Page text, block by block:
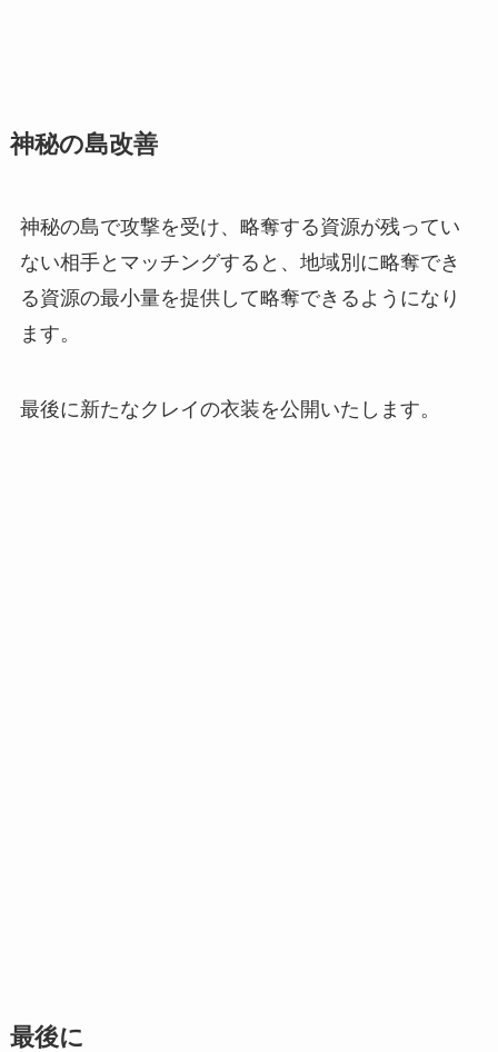
神秘の島改善
神秘の島で攻撃を受け、略奪する資源が残ってい
ない相手とマッチングすると、地域別に略奪でき
る資源の最小量を提供して略奪できるようになり
ます。
最後に新たなクレイの衣装を公開いたします。
最後に